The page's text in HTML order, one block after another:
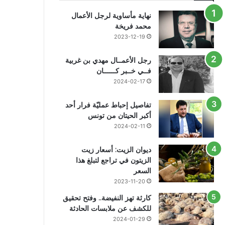
نهاية مأساوية لرجل الأعمال
محمد فريخة
2023-12-19
رجل الأعمــال مهدي بن غربية
فــي خــبر كــــــان
2024-02-17
تفاصيل إحباط عمليّة فرار أحد
أكبر الحيتان من تونس
2024-02-11
ديوان الزيت: أسعار زيت
الزيتون في تراجع لتبلغ هذا
السعر
2023-11-20
كارثة تهز النفيضة.. وفتح تحقيق
للكشف عن ملابسات الحادثة
2024-01-29